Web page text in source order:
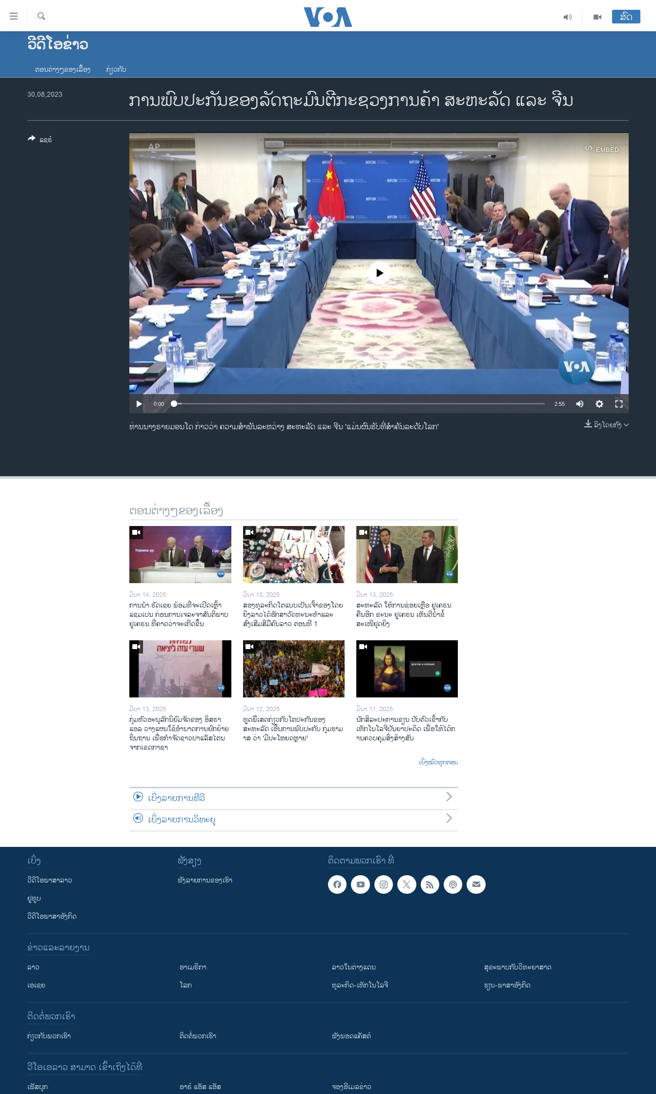
ລິ້ງ
ສຳຫລັບ
ຂ້າມ
ໂຮມເພຈ
ອາເມຣິກາ
ການເລືອກຕັ້ງ ປະທານາທີບໍດີ ສະຫະລັດ
ຂ່າວ​ຈີນ
ຄົ້ນຫາ
ສົດ
ວີດີໂອຂ່າວ
ຕອນຕ່າງໆຂອງເລື້ອງ ກ່ຽວກັບ
ການພົບປະກັນຂອງລັດຖະມົນຕີກະຊວງການຄ້າ ສະຫະລັດ ແລະ ຈີນ
30,08,2023
EMBED
EMBED
No media source currently available
0:00 2:55
ລິງໂດຍກົງ
ທ່ານນາງຣາຍມອນໂດ ກ່າວວ່າ ຄວາມສໍາພັນລະຫວ່າງ ສະຫະລັດ ແລະ ຈີນ 'ແມ່ນຜົນຮັບທີ່ສໍາຄັນລະດັບໂລກ'
ແຊຣ໌
ຕອນຕ່າງໆຂອງເລື້ອງ
ມີນາ 14, 2025
ການ​ນຳ ຣັດ​ເຊຍ ພ້ອມ​ທີ່​ຈະ​ເປີ​ດ​ເຫຼົ້າ​
ແຊມ​ເປນ ກ່ອນການ​ເຈ​ລະ​ຈາ​ສັນ​ຕິ​ພາບ
ຢູ​ເຄ​ຣນ ທີ່​ຄາດ​ວ່າ​ຈະ​ເກີດ​ຂຶ້ນ
ມີນາ 13, 2025
ສອງທຸລະກິດໂຕແບບເປັນເຈົ້າຂອງໂດຍ
ຍິງລາວໄດ້ຮັກສາວັດທະນະທຳແລະ
ສົ່ງເສີມສີມືຄົນລາວ ຕອນທີ 1
ມີນາ 13, 2025
ສະຫະລັດ ໃຫ້ການຊ່ອຍເຫຼືອ ຢູເຄຣນ
ຄືນອີກ ຂະນະ ຢູເຄຣນ ເຫັນດີນຳຂໍ້
ສະເໜີຢຸດຍິງ
ມີນາ 13, 2025
ກຸ່ມຫົວອະນຸລັກນິຍົມຈັດຂອງ ອິສຣາ
ແອລ ວາງແຜນໃຊ້ອຳນາດການຍົກຍ້າຍ
ຖິ່ນຖານ ເພື່ອກຳຈັດຊາວປາແລັສໄຕນ
ຈາກເຂດກາຊາ
ມີນາ 12, 2025
ທູດພິິເສດກ່ຽວກັບໂຕປະກັນຂອງ
ສະຫະລັດ ເອີ້ນການພົບປະກັບ ກຸ່ມຮາມ
າສ ວ່າ 'ມີປະໂຫຍດຫຼາຍ'
ມີນາ 11, 2025
ນັກ​ສິ​ລະ​ປະ​ການ​ຂຽນ ປັບ​ຕົວ​ເຂົ້າ​ກັບ​
ເທັກ​ໂນ​ໂລ​ຈີ​ປັນ​ຍາ​ປະ​ດິດ ເພື່ອ​ໃຫ້​ໄດ້​ກ​
ານ​ຄວບ​ຄຸມ​ສິ່ງ​ສ້າງ​ສັນ
ເບິ່ງໝົດທຸກຕອນ
ເບິ່ງລາຍການທີວີ
ເບິ່ງລາຍການວິທະຍຸ
ຕິດຕາມພວກເຮົາ ທີ່
ເບິ່ງ
ວີດີໂອພາສາລາວ
ຢູທູບ
ວີດີໂອພາສາອັງກິດ
ຟັງສຽງ
ຟັງລາຍການຂອງເຮົາ
ຂ່າວແລະລາຍງານ
ລາວ
ເອເຊຍ
ອາເມຣິກາ
ໂລກ
ລາວໃນຕ່າງແດນ
ທຸລະກິດ-ເທັກໂນໂລຈີ
ສຸຂະພາບກັບວິທະຍາສາດ
ຮຽນ-ພາສາອັງກິດ
ຕິດຕໍ່ພວກເຮົາ
ກ່ຽວກັບພວກເຮົາ ຕິດຕໍ່ພວກເຮົາ ຟັງພອດແຄັສຕ໌
ວີໂອເອລາວ ສາມາດ ເຂົ້າເຖິງໄດ້ທີ່
ເຟັສບຸກ ອາຣ໌ ແອັສ ແອັສ ຈອງອີເມລຂ່າວ